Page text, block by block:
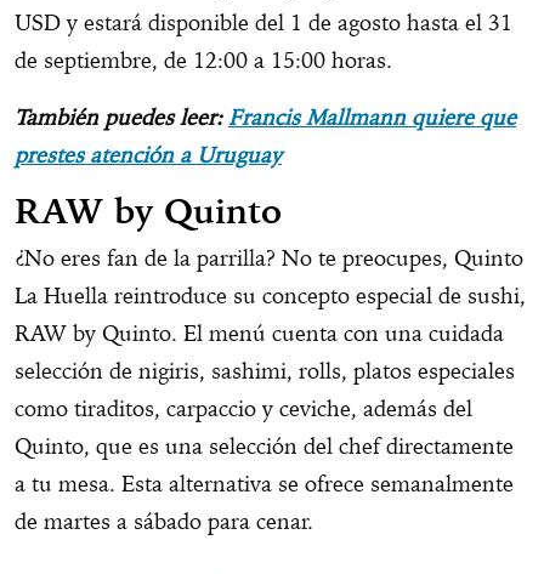
USD y estará disponible del 1 de agosto hasta el 31
de septiembre, de 12:00 a 15:00 horas.
También puedes leer:Francis Mallmann quiere que
prestes atención a Uruguay
RAW by Quinto
¿No eres fan de la parrilla? No te preocupes, Quinto
La Huella reintroduce su concepto especial de sushi,
RAW by Quinto. El menú cuenta con una cuidada
selección de nigiris, sashimi, rolls, platos especiales
como tiraditos, carpaccio y ceviche, además del
Quinto, que es una selección del chef directamente
a tu mesa. Esta alternativa se ofrece semanalmente
de martes a sábado para cenar.